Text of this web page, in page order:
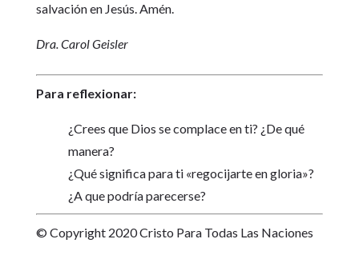
salvación en Jesús. Amén.
Dra. Carol Geisler
Para reflexionar:
¿Crees que Dios se complace en ti? ¿De qué
manera?
¿Qué significa para ti «regocijarte en gloria»?
¿A que podría parecerse?
© Copyright 2020 Cristo Para Todas Las Naciones